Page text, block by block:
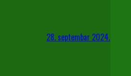
28. septembar 2024.